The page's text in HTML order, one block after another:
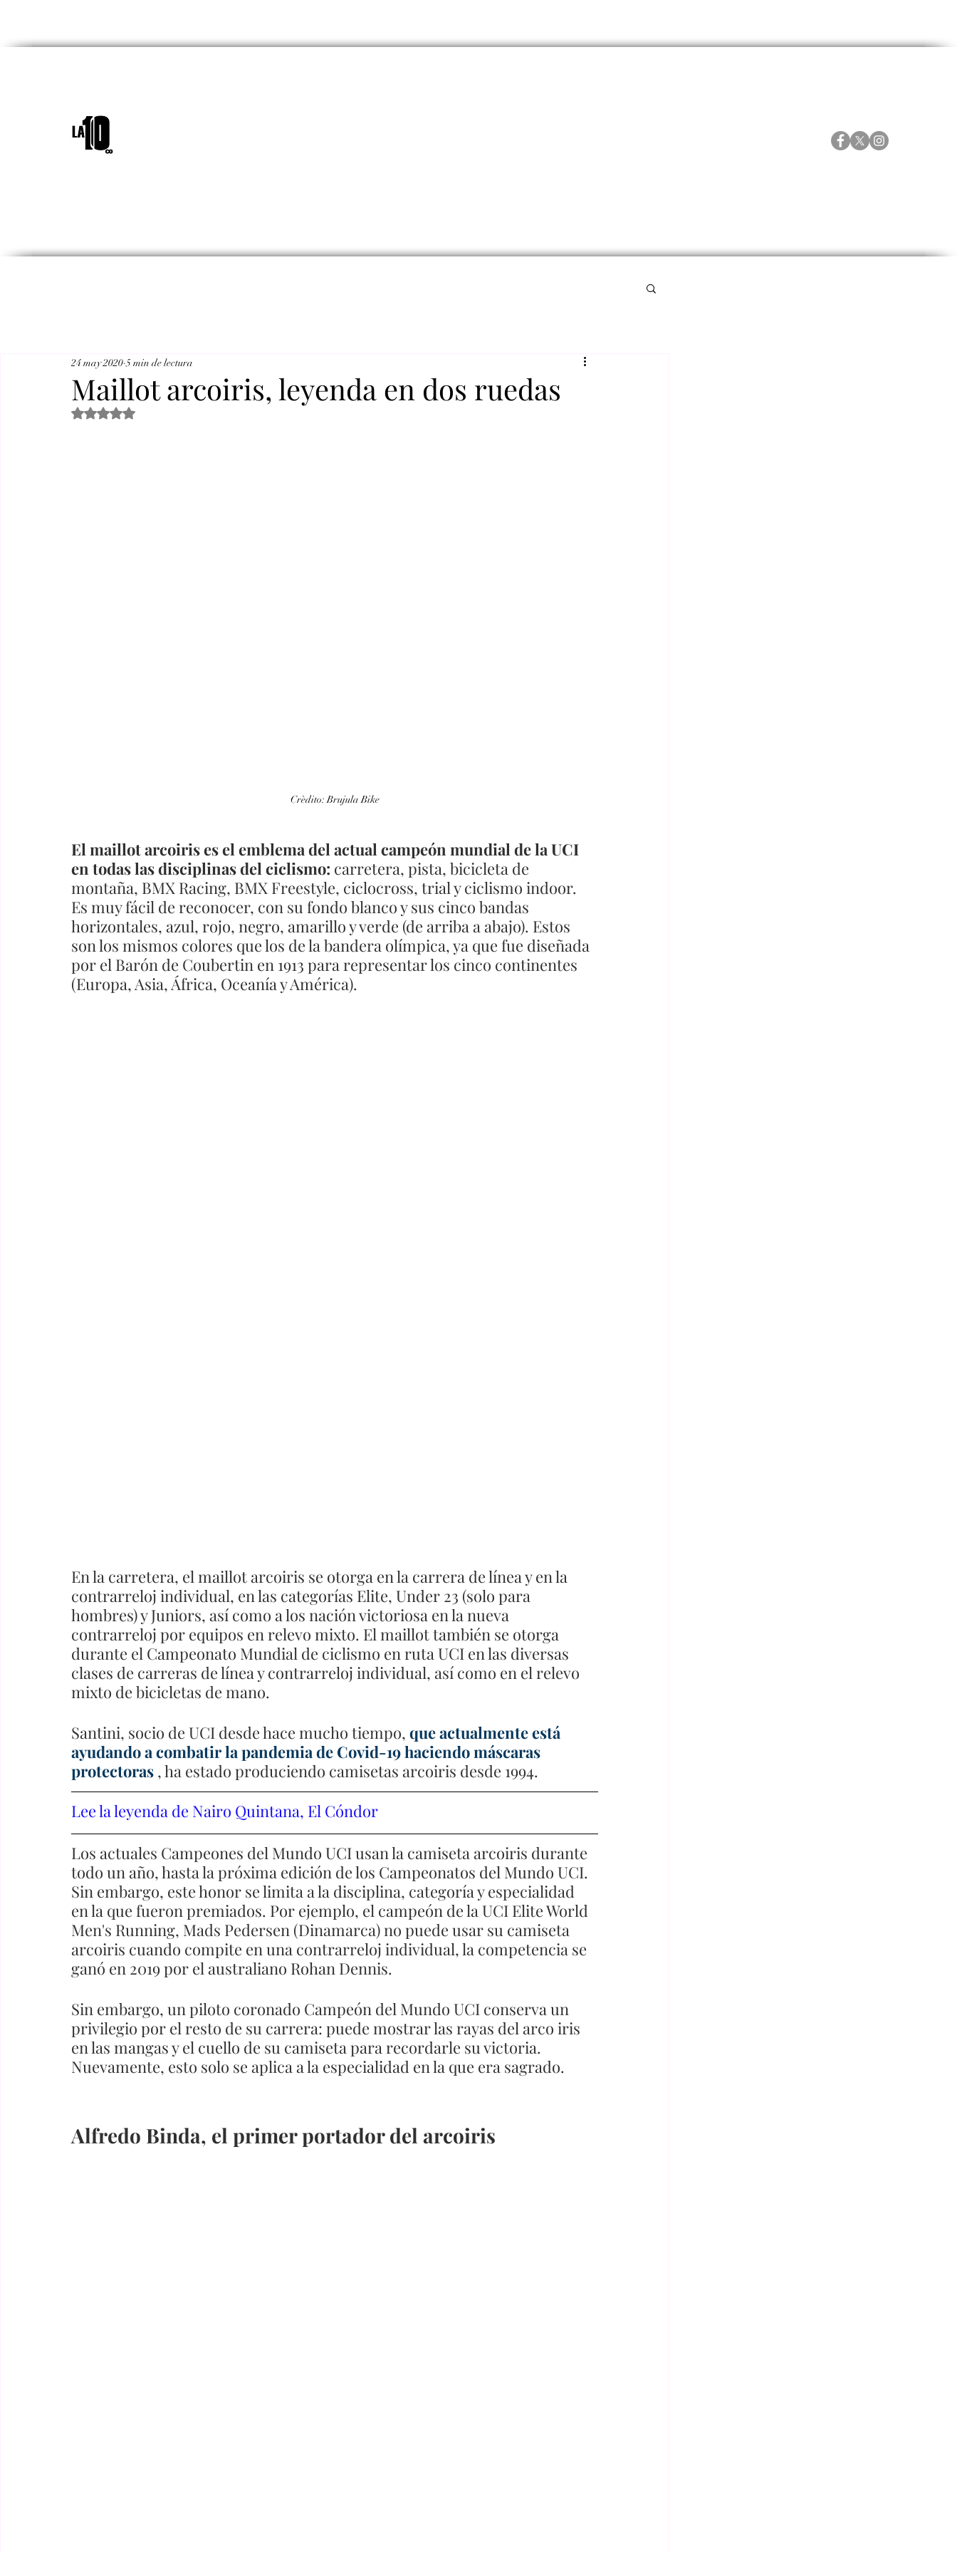
Maillot arcoiris, leyenda en dos ruedas
24 may 2020 5 min de lectura
Obtuvo NaN de 5 estrellas.
Crèdito: Brujula Bike
El maillot arcoiris es el emblema del actual campeón mundial de la UCI
en todas las disciplinas del ciclismo: carretera, pista, bicicleta de
montaña, BMX Racing, BMX Freestyle, ciclocross, trial y ciclismo indoor.
Es muy fácil de reconocer, con su fondo blanco y sus cinco bandas
horizontales, azul, rojo, negro, amarillo y verde (de arriba a abajo). Estos
son los mismos colores que los de la bandera olímpica, ya que fue diseñada
por el Barón de Coubertin en 1913 para representar los cinco continentes
(Europa, Asia, África, Oceanía y América).
En la carretera, el maillot arcoiris se otorga en la carrera de línea y en la
contrarreloj individual, en las categorías Elite, Under 23 (solo para
hombres) y Juniors, así como a los nación victoriosa en la nueva
contrarreloj por equipos en relevo mixto. El maillot también se otorga
durante el Campeonato Mundial de ciclismo en ruta UCI en las diversas
clases de carreras de línea y contrarreloj individual, así como en el relevo
mixto de bicicletas de mano.
Santini, socio de UCI desde hace mucho tiempo, que actualmente está
ayudando a combatir la pandemia de Covid-19 haciendo máscaras
protectoras , ha estado produciendo camisetas arcoiris desde 1994.
Lee la leyenda de Nairo Quintana, El Cóndor
Los actuales Campeones del Mundo UCI usan la camiseta arcoiris durante
todo un año, hasta la próxima edición de los Campeonatos del Mundo UCI.
Sin embargo, este honor se limita a la disciplina, categoría y especialidad
en la que fueron premiados. Por ejemplo, el campeón de la UCI Elite World
Men's Running, Mads Pedersen (Dinamarca) no puede usar su camiseta
arcoiris cuando compite en una contrarreloj individual, la competencia se
ganó en 2019 por el australiano Rohan Dennis.
Sin embargo, un piloto coronado Campeón del Mundo UCI conserva un
privilegio por el resto de su carrera: puede mostrar las rayas del arco iris
en las mangas y el cuello de su camiseta para recordarle su victoria.
Nuevamente, esto solo se aplica a la especialidad en la que era sagrado.
Alfredo Binda, el primer portador del arcoiris